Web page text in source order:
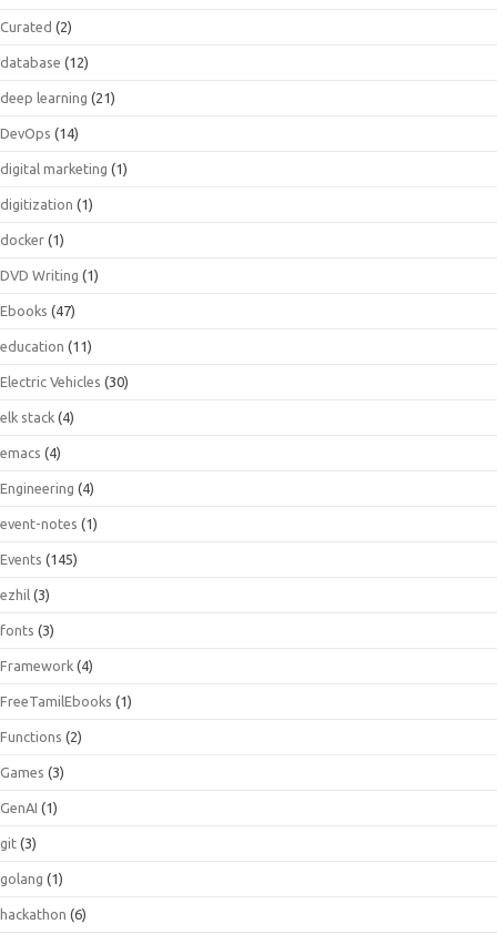
Curated (2)
database (12)
deep learning (21)
DevOps (14)
digital marketing (1)
digitization (1)
docker (1)
DVD Writing (1)
Ebooks (47)
education (11)
Electric Vehicles (30)
elk stack (4)
emacs (4)
Engineering (4)
event-notes (1)
Events (145)
ezhil (3)
fonts (3)
Framework (4)
FreeTamilEbooks (1)
Functions (2)
Games (3)
GenAI (1)
git (3)
golang (1)
hackathon (6)